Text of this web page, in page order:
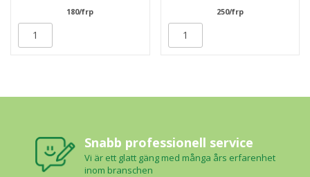
180/frp 250/frp
Snabb professionell service
Vi är ett glatt gäng med många års erfarenhet
inom branschen